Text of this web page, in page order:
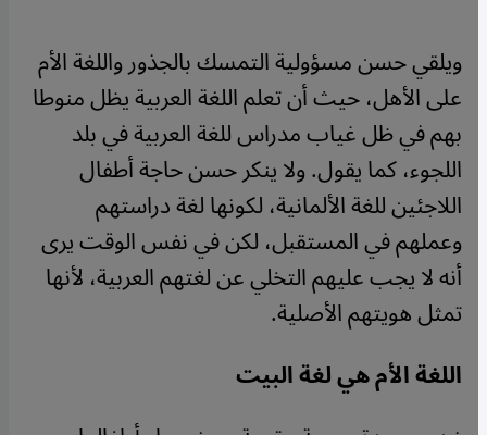
ويلقي حسن مسؤولية التمسك بالجذور واللغة الأم
على الأهل، حيث أن تعلم اللغة العربية يظل منوطا
بهم في ظل غياب مدراس للغة العربية في بلد
اللجوء، كما يقول. ولا ينكر حسن حاجة أطفال
اللاجئين للغة الألمانية، لكونها لغة دراستهم
وعملهم في المستقبل، لكن في نفس الوقت يرى
أنه لا يجب عليهم التخلي عن لغتهم العربية، لأنها
تمثل هويتهم الأصلية.
اللغة الأم هي لغة البيت